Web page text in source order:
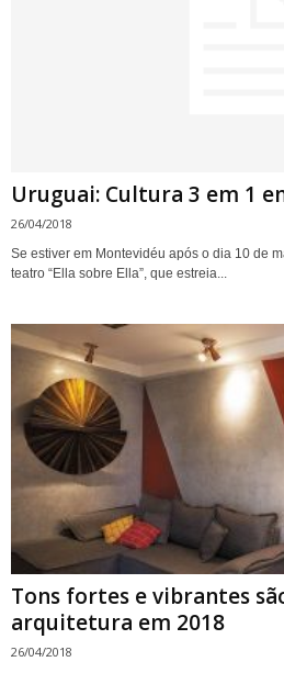
Uruguai: Cultura 3 em 1
26/04/2018
Se estiver em Montevidéu após o dia 10 de
teatro “Ella sobre Ella”, que estreia...
Tons fortes e vibrantes
arquitetura em 2018
26/04/2018